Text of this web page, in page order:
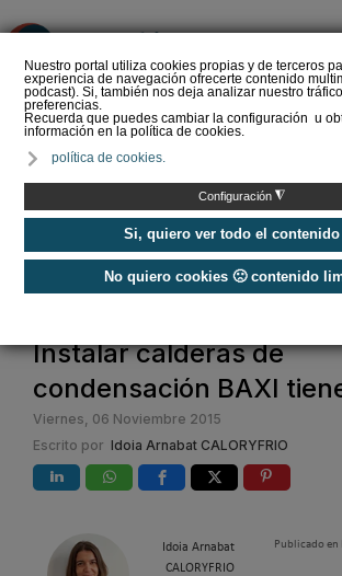
Nuestro portal utiliza cookies propias y de terceros
experiencia de navegación ofrecerte contenido
podcast). Si, también nos deja analizar nuestro
preferencias.
Recuerda que puedes cambiar la configuración u
información en la política de cookies.
política de cookies.
Configuración ◮
Si, quiero ver todo el contenido
No quiero cookies 🙁 contenido
del Amperio (Episodio
Instalar calderas de
condensación BAXI
Viernes, 06 Noviembre 2015
Escrito por Idoia Arnabat CALORYFRIO
Idoia Arnabat
CALORYFRIO
Publicado en